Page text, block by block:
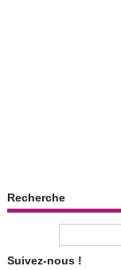
Recherche
Suivez-nous !